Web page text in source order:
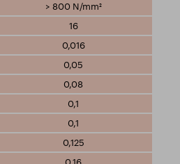
> 800 N/mm²
16
0,016
0,05
0,08
0,1
0,1
0,125